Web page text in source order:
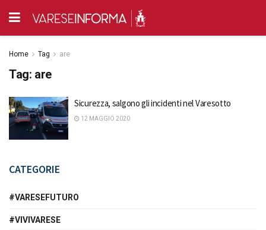
Home Tag are
Tag: are
Sicurezza, salgono gli incidenti nel Varesotto
12 MAGGIO 2020
CATEGORIE
#VARESEFUTURO
#VIVIVARESE